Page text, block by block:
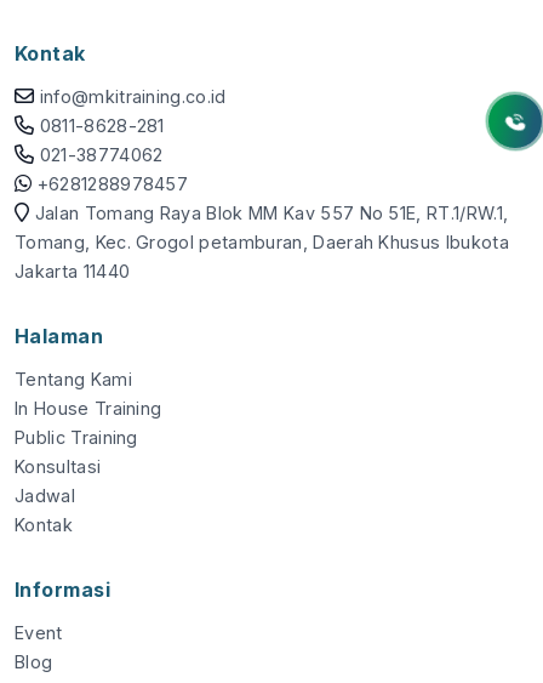
Kontak
info@mkitraining.co.id
0811-8628-281
021-38774062
+6281288978457
Jalan Tomang Raya Blok MM Kav 557 No 51E, RT.1/RW.1,
Tomang, Kec. Grogol petamburan, Daerah Khusus Ibukota
Jakarta 11440
Halaman
Tentang Kami
In House Training
Public Training
Konsultasi
Jadwal
Kontak
Informasi
Event
Blog